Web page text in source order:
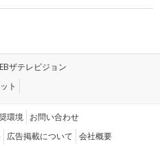
ザテレビジョン
ト
環境 お問い合わせ
広告掲載について 会社概要